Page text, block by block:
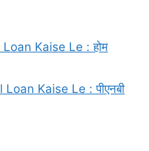
Kaise Le : होम
Kaise Le : पीएनबी